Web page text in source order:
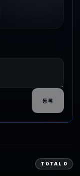
등록
TOTAL 0